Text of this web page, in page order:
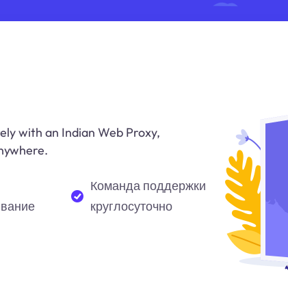
with an Indian Web Proxy,
Команда поддержки
круглосуточно